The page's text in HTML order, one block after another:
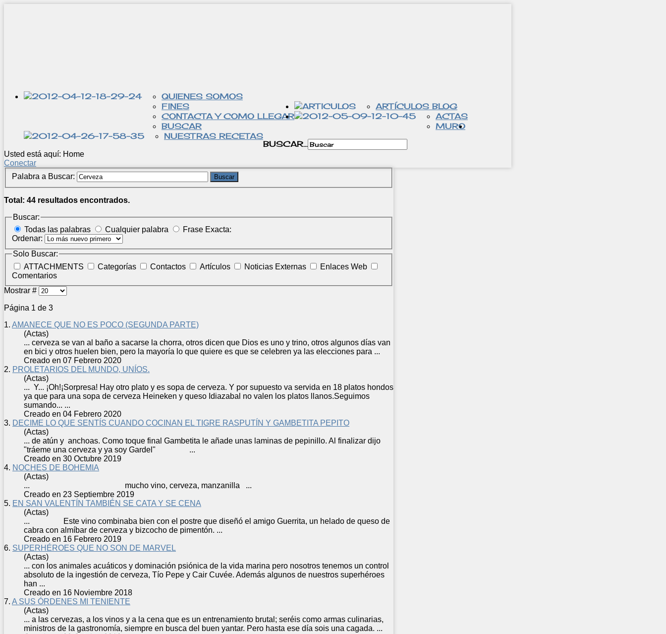
QUIENES SOMOS
FINES
CONTACTA Y COMO LLEGAR
BUSCAR
ARTÍCULOS BLOG
ACTAS
MURO
NUESTRAS RECETAS
BUSCAR...
Usted está aquí: Home
Conectar
Palabra a Buscar:
Buscar
Total: 44 resultados encontrados.
Buscar:
Todas las palabras
Cualquier palabra
Frase Exacta:
Ordenar:
Solo Buscar:
ATTACHMENTS
Categorías Contactos Artículos Noticias Externas
Enlaces Web
Comentarios
Mostrar #
Página 1 de 3
1. AMANECE QUE NO ES POCO (SEGUNDA PARTE)
(Actas)
... cerveza se van al baño a sacarse la chorra, otros dicen que Dios es uno y trino, otros algunos días van
en bici y otros huelen bien, pero la mayoría lo que quiere es que se celebren ya las elecciones para ...
Creado en 07 Febrero 2020
2. PROLETARIOS DEL MUNDO, UNÍOS.
(Actas)
... Y... ¡Oh!¡Sorpresa! Hay otro plato y es sopa de cerveza. Y por supuesto va servida en 18 platos hondos
ya que para una sopa de cerveza Heineken y queso Idiazabal no valen los platos llanos.Seguimos
sumando... ...
Creado en 04 Febrero 2020
3. DECIME LO QUE SENTÍS CUANDO COCINAN EL TIGRE RASPUTÍN Y GAMBETITA PEPITO
(Actas)
... de atún y anchoas. Como toque final Gambetita le añade unas laminas de pepinillo. Al finalizar dijo
"tráeme una cerveza y ya soy Gardel" ...
Creado en 30 Octubre 2019
4. NOCHES DE BOHEMIA
(Actas)
... mucho vino, cerveza, manzanilla ...
Creado en 23 Septiembre 2019
5. EN SAN VALENTÍN TAMBIÉN SE CATA Y SE CENA
(Actas)
... Este vino combinaba bien con el postre que diseñó el amigo Guerrita, un helado de queso de
cabra con almíbar de cerveza y bizcocho de pimentón. ...
Creado en 16 Febrero 2019
6. SUPERHÉROES QUE NO SON DE MARVEL
(Actas)
... con los animales acuáticos y dominación psiónica de la vida marina pero nosotros tenemos un control
absoluto de la ingestión de cerveza, Tío Pepe y Cair Cuvée. Además algunos de nuestros superhéroes
han ...
Creado en 16 Noviembre 2018
7. A SUS ÓRDENES MI TENIENTE
(Actas)
... a las cervezas, a los vinos y a la cena que es un entrenamiento brutal; seréis como armas culinarias,
ministros de la gastronomía, siempre en busca del buen yantar. Pero hasta ese día sois una cagada. ...